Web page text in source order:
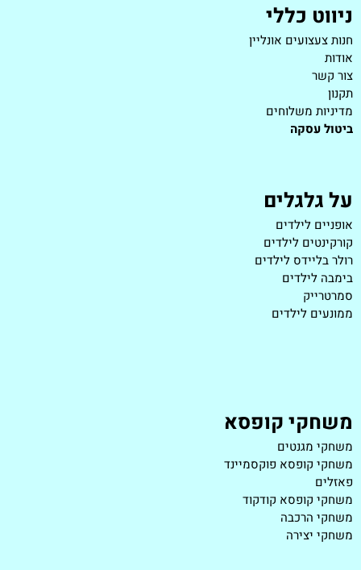
ניווט כללי
חנות צעצועים אונליין
אודות
צור קשר
תקנון
מדיניות משלוחים
ביטול עסקה
על גלגלים
אופניים לילדים
קורקינטים לילדים
רולר בליידס לילדים
בימבה לילדים
סמרטרייק
ממונעים לילדים
משחקי קופסא
משחקי מגנטים
משחקי קופסא פוקסמיינד
פאזלים
משחקי קופסא קודקוד
משחקי הרכבה
משחקי יצירה